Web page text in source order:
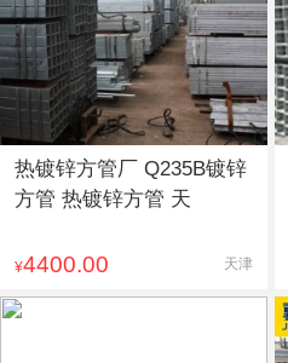
热镀锌方管厂 Q235B镀锌
方管 热镀锌方管 天
¥4400.00 天津